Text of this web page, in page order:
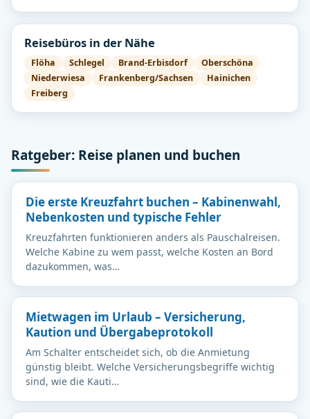
Reisebüros in der Nähe
Flöha Schlegel Brand-Erbisdorf
Oberschöna
Niederwiesa
Frankenberg/Sachsen
Hainichen
Freiberg
Ratgeber: Reise planen und buchen
Die erste Kreuzfahrt buchen – Kabinenwahl,
Nebenkosten und typische Fehler
Kreuzfahrten funktionieren anders als Pauschalreisen.
Welche Kabine zu wem passt, welche Kosten an Bord
dazukommen, was…
Mietwagen im Urlaub – Versicherung,
Kaution und Übergabeprotokoll
Am Schalter entscheidet sich, ob die Anmietung
günstig bleibt. Welche Versicherungsbegriffe wichtig
sind, wie die Kauti…